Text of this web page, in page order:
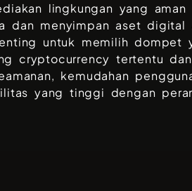
lingkungan yang aman
dan menyimpan aset digital
untuk memilih dompet
cryptocurrency tertentu
kemudahan
yang tinggi dengan